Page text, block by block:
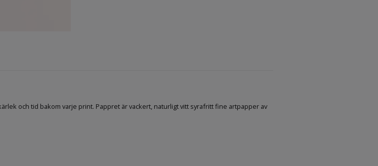
och tid bakom varje print. Pappret är vackert, naturligt vitt syrafritt fine artpapper av